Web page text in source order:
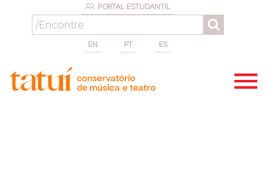
PORTAL ESTUDANTIL
EN PT ES